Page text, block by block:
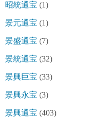
昭統通宝 (1)
景元通宝 (1)
景盛通宝 (7)
景統通宝 (32)
景興巨宝 (33)
景興永宝 (3)
景興通宝 (403)